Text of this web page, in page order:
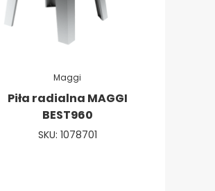
Maggi
Piła radialna MAGGI
BEST960
SKU: 1078701